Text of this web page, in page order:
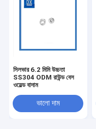
সিলভার 6.2 মিমি উচ্চতা
SS304 ODM রাউন্ড বেস
ওয়েল্ড বাদাম
ভালো দাম